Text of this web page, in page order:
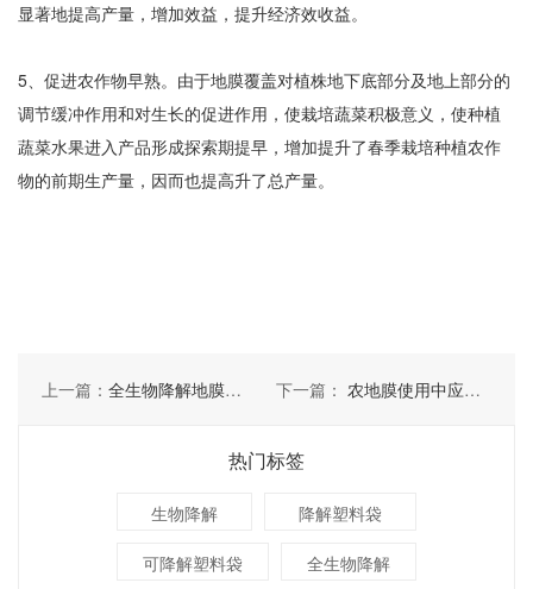
显著地提高产量，增加效益，提升经济效收益。
5、促进农作物早熟。由于地膜覆盖对植株地下底部分及地上部分的
调节缓冲作用和对生长的促进作用，使栽培蔬菜积极意义，使种植
蔬菜水果进入产品形成探索期提早，增加提升了春季栽培种植农作
物的前期生产量，因而也提高升了总产量。
上一篇： 全生物降解地膜是什么，与其它地膜相比有哪些区别 下一篇： 农地膜使用中应该注意的特点有哪些
热门标签
生物降解 降解塑料袋
可降解塑料袋 全生物降解